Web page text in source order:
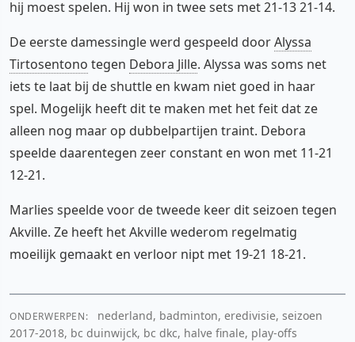
hij moest spelen. Hij won in twee sets met 21-13 21-14.
De eerste damessingle werd gespeeld doorAlyssa
Tirtosentono tegen Debora Jille. Alyssa was soms net
iets te laat bij de shuttle en kwam niet goed in haar
spel. Mogelijk heeft dit te maken met het feit dat ze
alleen nog maar op dubbelpartijen traint. Debora
speelde daarentegen zeer constant en won met 11-21
12-21.
Marlies speelde voor de tweede keer dit seizoen tegen
Akville. Ze heeft het Akville wederom regelmatig
moeilijk gemaakt en verloor nipt met 19-21 18-21.
ONDERWERPEN:
nederland, badminton, eredivisie, seizoen
2017-2018, bc duinwijck, bc dkc, halve finale, play-offs